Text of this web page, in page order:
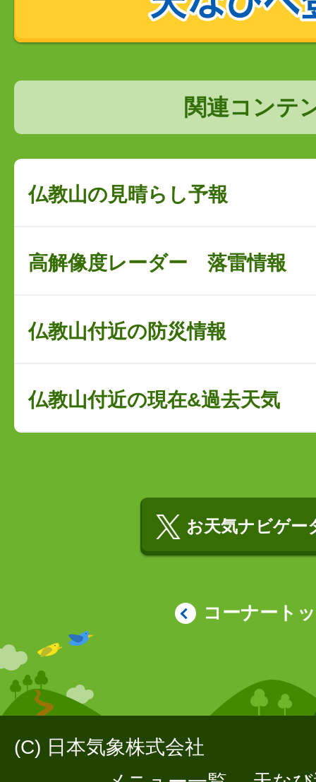
関連コンテ
仏教山の見晴らし予報
高解像度レーダー 落雷情報
仏教山付近の防災情報
仏教山付近の現在&過去天気
お天気ナビゲー
コーナート
(C) 日本気象株式会社